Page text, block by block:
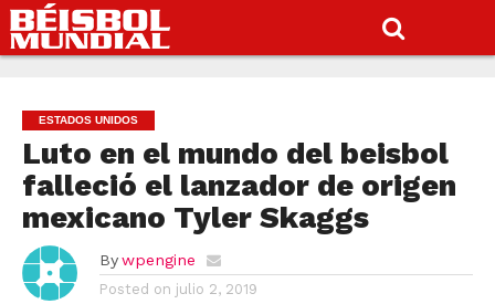
ESTADOS UNIDOS
Luto en el mundo del beisbol
falleció el lanzador de origen
mexicano Tyler Skaggs
By wpengine
Posted on julio 2, 2019